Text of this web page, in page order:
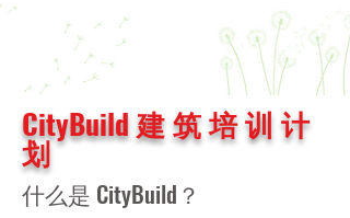
CityBuild 建 筑 培 训 计
划
什么是 CityBuild？